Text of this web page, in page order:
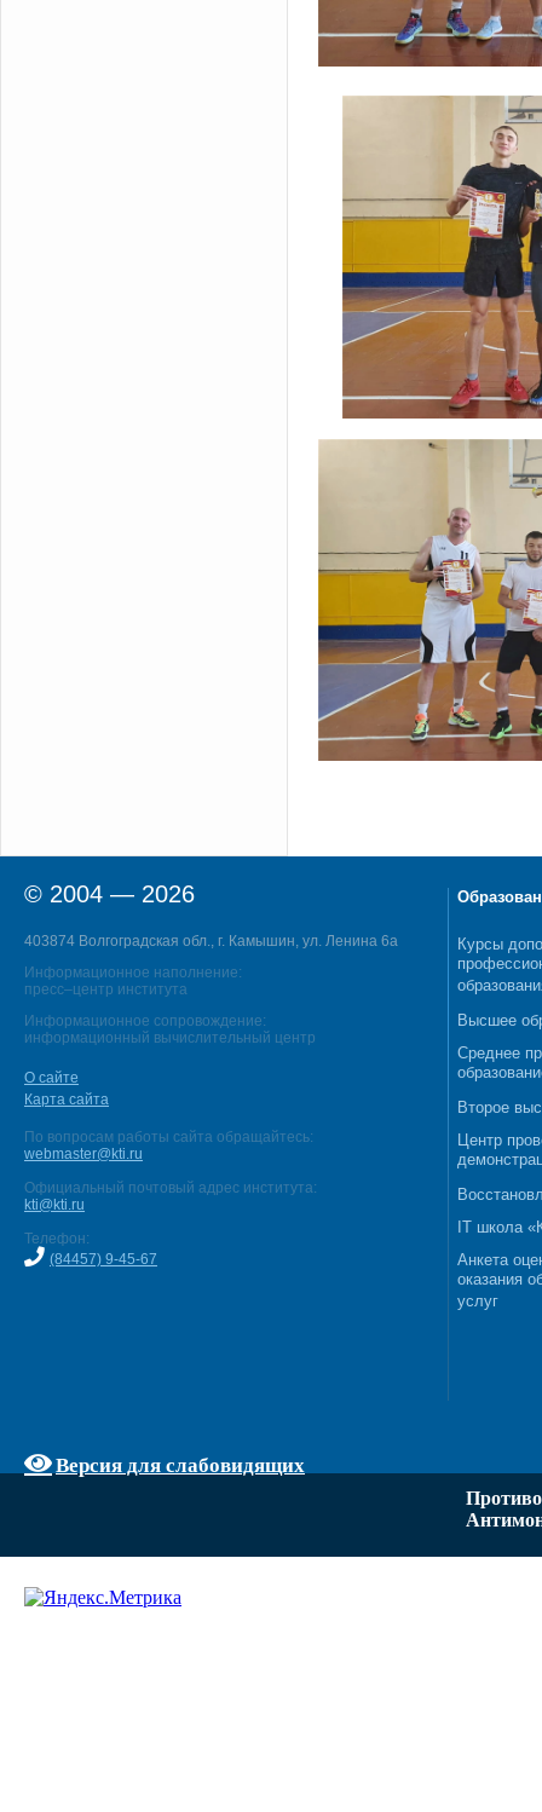
© 2004 — 2026
403874 Волгоградская обл., г. Камышин, ул. Ленина 6а
Информационное наполнение:
пресс–центр института
Информационное сопровождение:
информационный вычислительный центр
О сайте
Карта сайта
По вопросам работы сайта обращайтесь:
webmaster@kti.ru
Официальный почтовый адрес института:
kti@kti.ru
Телефон:
(84457) 9-45-67
Версия для слабовидящих
Курсы
Высшее
Среднее
Второе
Центр
IT школа
Анкета
оказания
услуг